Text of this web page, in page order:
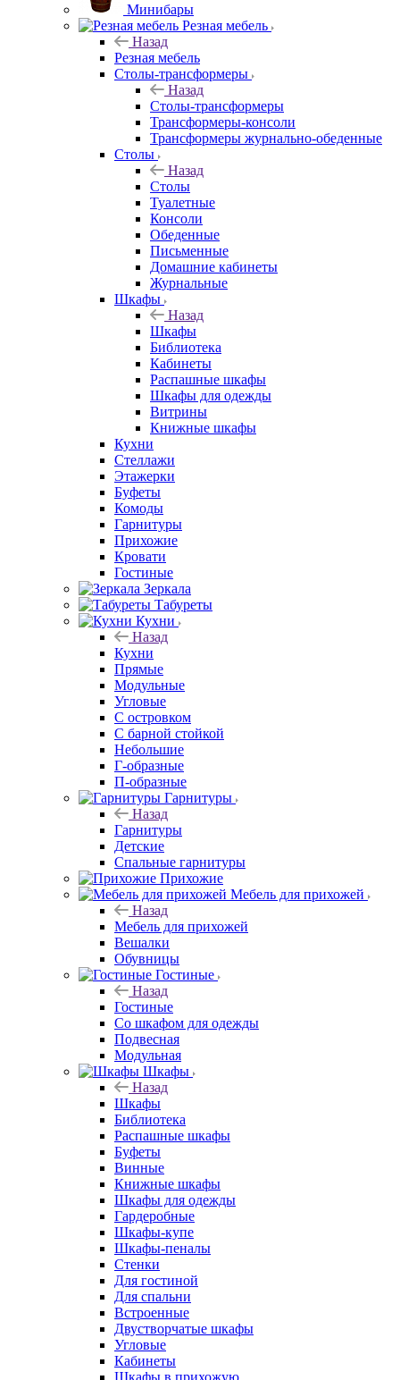
Минибары
Резная мебель
Назад
Резная мебель
Столы-трансформеры
Назад
Столы-трансформеры
Трансформеры-консоли
Трансформеры журнально-обеденные
Столы
Назад
Столы
Туалетные
Консоли
Обеденные
Письменные
Домашние кабинеты
Журнальные
Шкафы
Назад
Шкафы
Библиотека
Кабинеты
Распашные шкафы
Шкафы для одежды
Витрины
Книжные шкафы
Кухни
Стеллажи
Этажерки
Буфеты
Комоды
Гарнитуры
Прихожие
Кровати
Гостиные
Зеркала
Табуреты
Кухни
Назад
Кухни
Прямые
Модульные
Угловые
С островком
С барной стойкой
Небольшие
Г-образные
П-образные
Гарнитуры
Назад
Гарнитуры
Детские
Спальные гарнитуры
Прихожие
Мебель для прихожей
Назад
Мебель для прихожей
Вешалки
Обувницы
Гостиные
Назад
Гостиные
Со шкафом для одежды
Подвесная
Модульная
Шкафы
Назад
Шкафы
Библиотека
Распашные шкафы
Буфеты
Винные
Книжные шкафы
Шкафы для одежды
Гардеробные
Шкафы-купе
Шкафы-пеналы
Стенки
Для гостиной
Для спальни
Встроенные
Двустворчатые шкафы
Угловые
Кабинеты
Шкафы в прихожую